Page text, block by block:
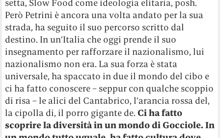
setta, Slow Food come ideologia elitaria, posh.
Però Petrini è ancora una volta andato per la sua
strada, ha seguito il suo percorso scritto dal
destino. In un’Italia che oggi prende il suo
insegnamento per rafforzare il nazionalismo, lui
nazionalismo non era. La sua forza è stata
universale, ha spaccato in due il mondo del cibo e
ci ha fatto conoscere – seppur con qualche scoppio
di risa – le alici del Cantabrico, l’arancia rossa del,
la cipolla di, il porro gigante de.Ci ha fatto
scoprire la diversità in un mondo di Gocciole. In